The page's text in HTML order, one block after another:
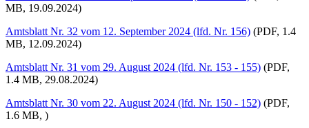
MB, 19.09.2024)
Amtsblatt Nr. 32 vom 12. September 2024 (lfd. Nr. 156) (PDF, 1.4
MB, 12.09.2024)
Amtsblatt Nr. 31 vom 29. August 2024 (lfd. Nr. 153 - 155) (PDF,
1.4 MB, 29.08.2024)
Amtsblatt Nr. 30 vom 22. August 2024 (lfd. Nr. 150 - 152) (PDF,
1.6 MB, )